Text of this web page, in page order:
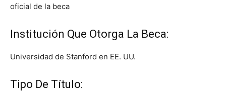
oficial de la beca
Institución Que Otorga La Beca:
Universidad de Stanford en EE. UU.
Tipo De Título: